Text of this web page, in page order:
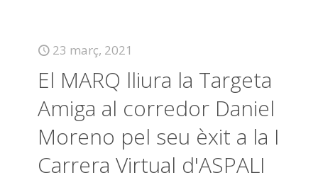
23 març, 2021
El MARQ lliura la Targeta
Amiga al corredor Daniel
Moreno pel seu èxit a la I
Carrera Virtual d'ASPALI